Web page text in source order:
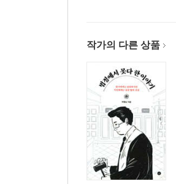
작가의 다른 상품